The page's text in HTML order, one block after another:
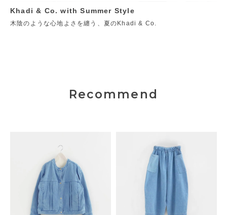
Khadi & Co. with Summer Style
木陰のような心地よさを纏う、夏のKhadi & Co.
Recommend